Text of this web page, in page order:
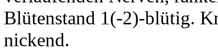
Blütenstand 1(-2)-blütig.
nickend.